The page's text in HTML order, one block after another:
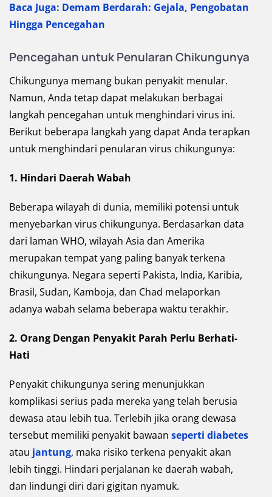
Baca Juga: Demam Berdarah: Gejala, Pengobatan
Hingga Pencegahan
Pencegahan untuk Penularan Chikungunya
Chikungunya memang bukan penyakit menular.
Namun, Anda tetap dapat melakukan berbagai
langkah pencegahan untuk menghindari virus ini.
Berikut beberapa langkah yang dapat Anda terapkan
untuk menghindari penularan virus chikungunya:
1. Hindari Daerah Wabah
Beberapa wilayah di dunia, memiliki potensi untuk
menyebarkan virus chikungunya. Berdasarkan data
dari laman WHO, wilayah Asia dan Amerika
merupakan tempat yang paling banyak terkena
chikungunya. Negara seperti Pakista, India, Karibia,
Brasil, Sudan, Kamboja, dan Chad melaporkan
adanya wabah selama beberapa waktu terakhir.
2. Orang Dengan Penyakit Parah Perlu Berhati-
Hati
Penyakit chikungunya sering menunjukkan
komplikasi serius pada mereka yang telah berusia
dewasa atau lebih tua. Terlebih jika orang dewasa
tersebut memiliki penyakit bawaan seperti diabetes
atau jantung, maka risiko terkena penyakit akan
lebih tinggi. Hindari perjalanan ke daerah wabah,
dan lindungi diri dari gigitan nyamuk.